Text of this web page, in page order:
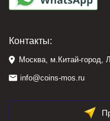
Контакты:
Москва, м.Китай-город,
info@coins-mos.ru